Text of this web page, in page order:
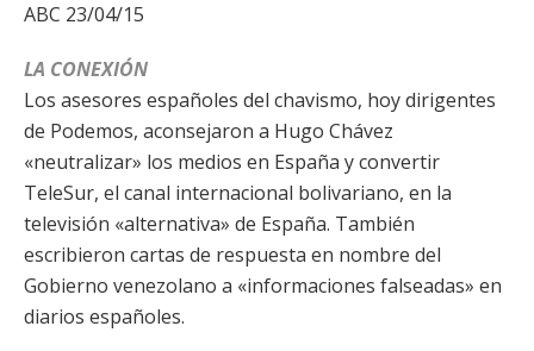
ABC 23/04/15
LA CONEXIÓN
Los asesores españoles del chavismo, hoy dirigentes
de Podemos, aconsejaron a Hugo Chávez
«neutralizar» los medios en España y convertir
TeleSur, el canal internacional bolivariano, en la
televisión «alternativa» de España. También
escribieron cartas de respuesta en nombre del
Gobierno venezolano a «informaciones falseadas» en
diarios españoles.